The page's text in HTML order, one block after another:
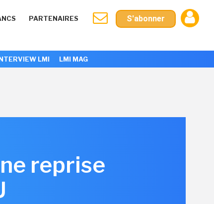
PARTENAIRES S'abonner
LMI LMI MAG
reprise